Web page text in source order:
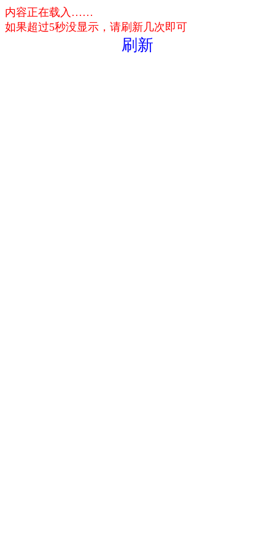
内容正在载入……
如果超过5秒没显示，请刷新几次即可
刷新